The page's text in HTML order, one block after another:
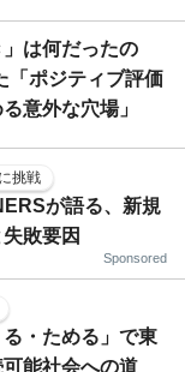
は何だったの
「ポジティブ評価
意外な穴場」
挑戦
が語る、新規
敗要因
Sponsored
・ためる」で東
能社会への道